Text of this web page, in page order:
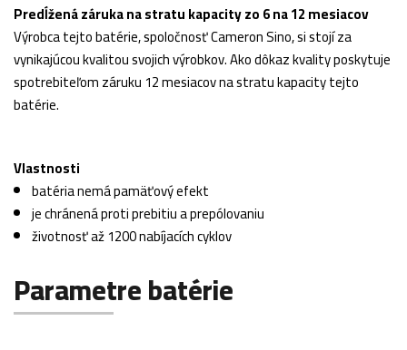
Predĺžená záruka na stratu kapacity zo 6 na 12 mesiacov
Výrobca tejto batérie, spoločnosť Cameron Sino, si stojí za
vynikajúcou kvalitou svojich výrobkov. Ako dôkaz kvality poskytuje
spotrebiteľom záruku 12 mesiacov na stratu kapacity tejto
batérie.
Vlastnosti
batéria nemá pamäťový efekt
je chránená proti prebitiu a prepólovaniu
životnosť až 1200 nabíjacích cyklov
Parametre batérie